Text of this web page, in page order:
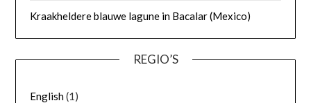
Kraakheldere blauwe lagune in Bacalar (Mexico)
REGIO’S
English(1)